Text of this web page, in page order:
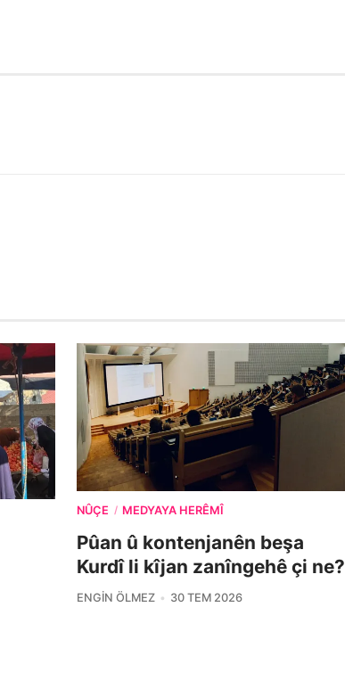
NÛÇE / MEDYAYA HERÊMÎ
Pûan û kontenjanên beşa
Kurdî li kîjan zanîngehê çi ne?
ENGIN ÖLMEZ 30 TEM 2026